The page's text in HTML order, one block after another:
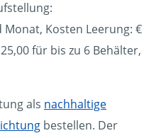
Kosten Leerung: €
für bis zu 6 Behälter,
als nachhaltige
bestellen. Der